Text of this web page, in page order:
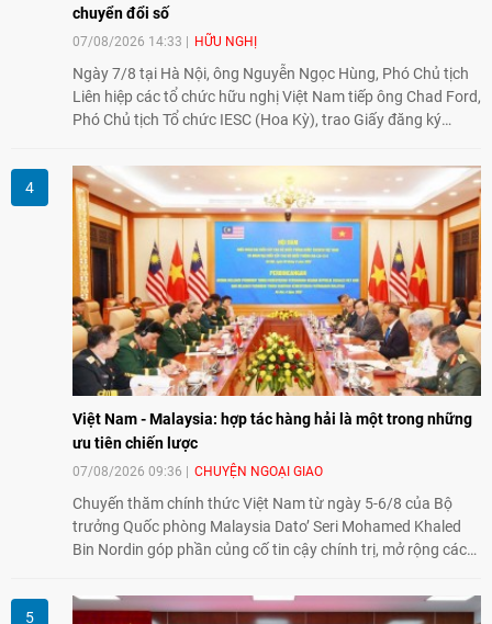
chuyển đổi số
07/08/2026 14:33 HỮU NGHỊ
Ngày 7/8 tại Hà Nội, ông Nguyễn Ngọc Hùng, Phó Chủ tịch
Liên hiệp các tổ chức hữu nghị Việt Nam tiếp ông Chad Ford,
Phó Chủ tịch Tổ chức IESC (Hoa Kỳ), trao Giấy đăng ký
đổi về định hướng triển khai Dự án "Mở rộng Thương mại
Nông nghiệp và An toàn thực phẩm Hoa Kỳ - Việt Nam",
hướng tới thúc đẩy chuyển đổi số, hiện đại hóa nông nghiệp
và mở rộng hợp tác phát triển giữa hai nước.
Việt Nam - Malaysia: hợp tác hàng hải là một trong những
ưu tiên chiến lược
07/08/2026 09:36 CHUYỆN NGOẠI GIAO
Chuyến thăm chính thức Việt Nam từ ngày 5-6/8 của Bộ
trưởng Quốc phòng Malaysia Dato’ Seri Mohamed Khaled
Bin Nordin góp phần củng cố tin cậy chính trị, mở rộng các
Malaysia theo hướng ngày càng thực chất.